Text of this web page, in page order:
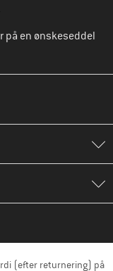
på en ønskeseddel
(efter returnering) på